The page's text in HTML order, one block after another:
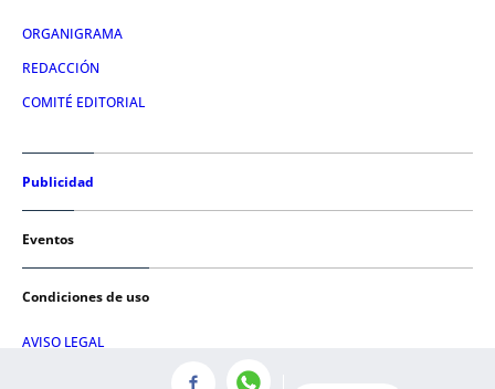
ORGANIGRAMA
REDACCIÓN
COMITÉ EDITORIAL
Publicidad
Eventos
Condiciones de uso
AVISO LEGAL